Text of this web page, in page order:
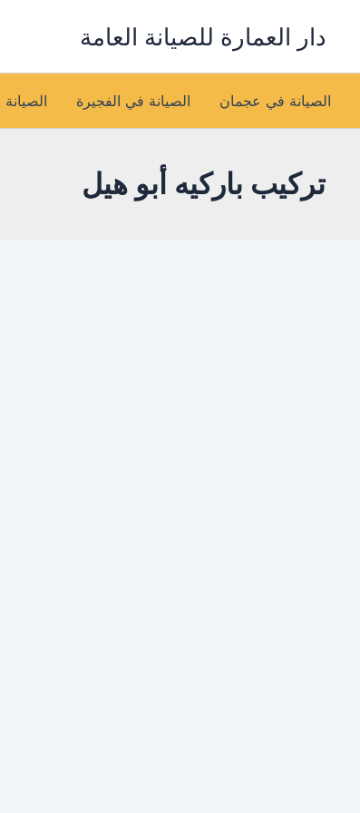
دار العمارة للصيانة العامة
الصيانة في عجمان الصيانة في الفجيرة
تركيب باركيه أبو هيل